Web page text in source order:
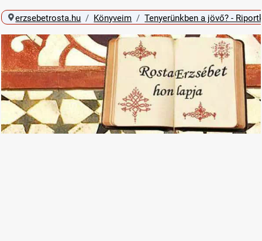
erzsebetrosta.hu Könyveim Tenyerünkben a jövő? -